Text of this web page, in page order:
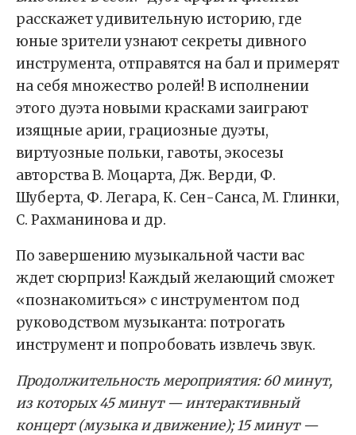
расскажет удивительную историю, где
юные зрители узнают секреты дивного
инструмента, отправятся на бал и примерят
на себя множество ролей! В исполнении
этого дуэта новыми красками заиграют
изящные арии, грациозные дуэты,
виртуозные польки, гавоты, экосезы
авторства В. Моцарта, Дж. Верди, Ф.
Шуберта, Ф. Легара, К. Сен-Санса, М. Глинки,
С. Рахманинова и др.
По завершению музыкальной части вас
ждет сюрприз! Каждый желающий сможет
«познакомиться» с инструментом под
руководством музыканта: потрогать
инструмент и попробовать извлечь звук.
Продолжительность мероприятия: 60 минут,
из которых 45 минут — интерактивный
концерт (музыка и движение); 15 минут —